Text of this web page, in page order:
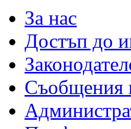
За нас
Достъп до
Съобщения